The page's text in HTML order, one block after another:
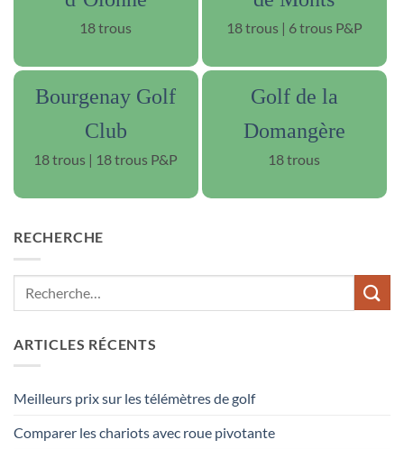
18 trous 18 trous | 6 trous P&P
Bourgenay Golf
Club
18 trous | 18 trous P&P
Golf de la
Domangère
18 trous
RECHERCHE
ARTICLES RÉCENTS
Meilleurs prix sur les télémètres de golf
Comparer les chariots avec roue pivotante